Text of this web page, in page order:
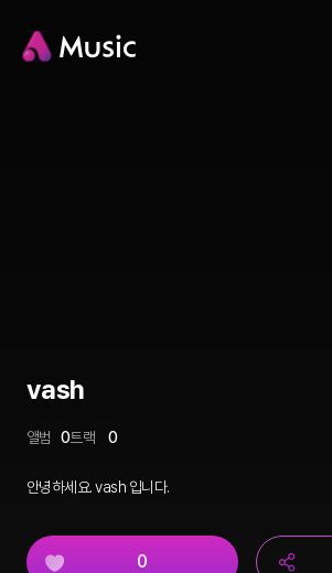
vash
앨범 0트랙 0
안녕하세요. vash 입니다.
0